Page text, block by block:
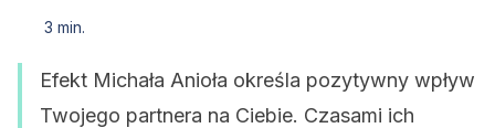
3 min.
Efekt Michała Anioła określa pozytywny wpływ
Twojego partnera na Ciebie. Czasami ich